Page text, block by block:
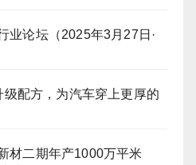
业论坛（2025年3月27日·
配方，为汽车穿上更厚的
材二期年产1000万平米